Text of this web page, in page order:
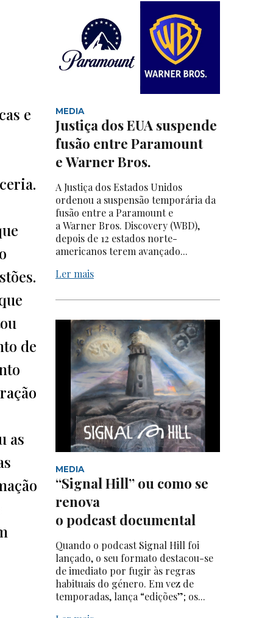
e
de
as
MEDIA
Justiça dos EUA suspende
fusão entre Paramount
e Warner Bros.
A Justiça dos Estados Unidos
ordenou a suspensão temporária da
fusão entre a Paramount e
a Warner Bros. Discovery (WBD),
depois de 12 estados norte-
americanos terem avançado...
Ler mais
MEDIA
“Signal Hill” ou como se
renova
o podcast documental
Quando o podcast Signal Hill foi
lançado, o seu formato destacou-se
de imediato por fugir às regras
habituais do género. Em vez de
temporadas, lança “edições”; os...